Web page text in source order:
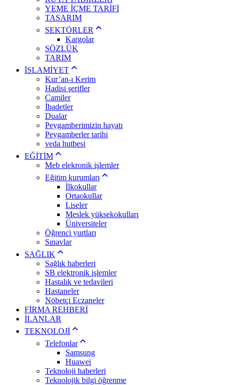
YEME İÇME TARİFİ
TASARIM
SEKTÖRLER
Kargolar
SÖZLÜK
TARIM
İSLAMİYET
Kur’an-ı Kerim
Hadisi şerifler
Camiler
İbadetler
Dualar
Peygamberimizin hayatı
Peygamberler tarihi
veda hutbesi
EĞİTİM
Meb elekronik işlemler
Eğitim kurumları
İlkokullar
Ortaokullar
Liseler
Meslek yüksekokulları
Üniversiteler
Öğrenci yurtları
Sınavlar
SAĞLIK
Sağlık haberleri
SB elektronik işlemler
Hastalık ve tedavileri
Hastaneler
Nöbetçi Eczaneler
FİRMA REHBERİ
İLANLAR
TEKNOLOJİ
Telefonlar
Samsung
Huawei
Teknoloji haberleri
Teknolojik bilgi öğrenme